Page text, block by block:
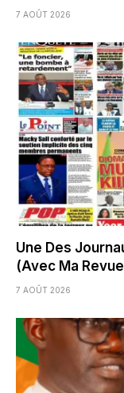
7 AOÛT 2026
Une Des
(Avec Ma
7 AOÛT 2026